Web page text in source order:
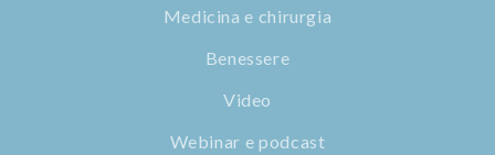
Medicina e chirurgia
Benessere
Video
Webinar e podcast